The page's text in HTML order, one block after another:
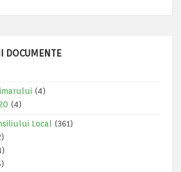
DOCUMENTE
(4)
(4)
Local
(361)